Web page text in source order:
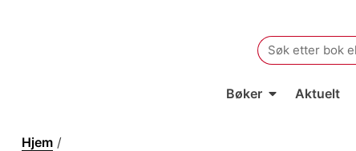
Search
for:
Bøker Aktuelt
Hjem /